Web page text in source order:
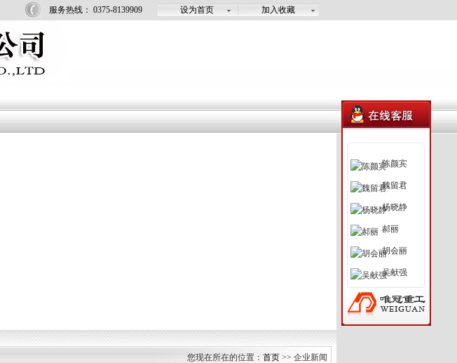
加入收藏
设为首页
服务热线： 0375-8139909
您现在所在的位置： 首页 >> 企业新闻
陈颜宾
魏留君
杨晓静
郝丽
胡会丽
吴献强